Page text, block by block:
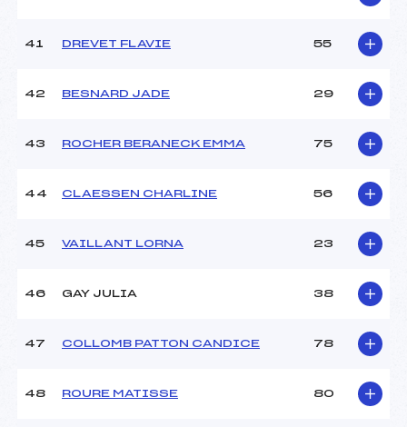
41 DREVET FLAVIE 55
42 BESNARD JADE 29
43 ROCHER BERANECK EMMA 75
44 CLAESSEN CHARLINE 56
45 VAILLANT LORNA 23
46 GAY JULIA 38
47 COLLOMB PATTON CANDICE 78
48 ROURE MATISSE 80